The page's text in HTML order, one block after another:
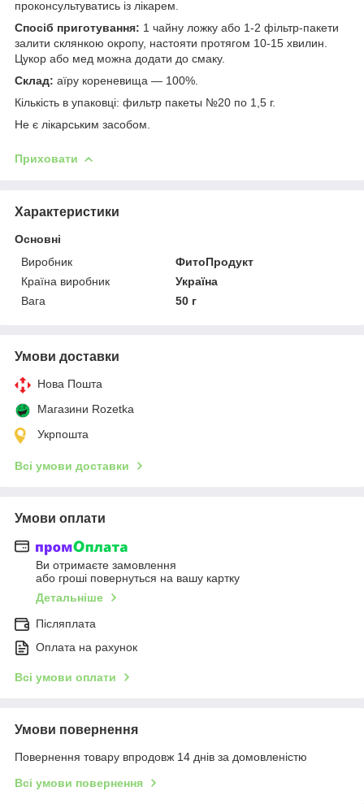
проконсультуватись із лікарем.
Спосіб приготування: 1 чайну ложку або 1-2 фільтр-пакети
залити склянкою окропу, настояти протягом 10-15 хвилин.
Цукор або мед можна додати до смаку.
Склад: аїру кореневища — 100%.
Кількість в упаковці: фильтр пакеты №20 по 1,5 г.
Не є лікарським засобом.
Приховати
Характеристики
Основні
Виробник
ФитоПродукт
Країна виробник
Україна
Вага
50 г
Умови доставки
Нова Пошта
Магазини Rozetka
Укрпошта
Всі умови доставки
Умови оплати
Ви отримаєте замовлення
або гроші повернуться на вашу картку
Детальніше
Післяплата
Оплата на рахунок
Всі умови оплати
Умови повернення
Повернення товару впродовж 14 днів за домовленістю
Всі умови повернення